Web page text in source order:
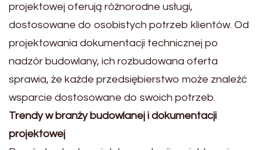
projektowej oferują różnorodne usługi,
dostosowane do osobistych potrzeb klientów. Od
projektowania dokumentacji technicznej po
nadzór budowlany, ich rozbudowana oferta
sprawia, że każde przedsiębierstwo może znaleźć
wsparcie dostosowane do swoich potrzeb.
Trendy w branży budowlanej i dokumentacji
projektowej